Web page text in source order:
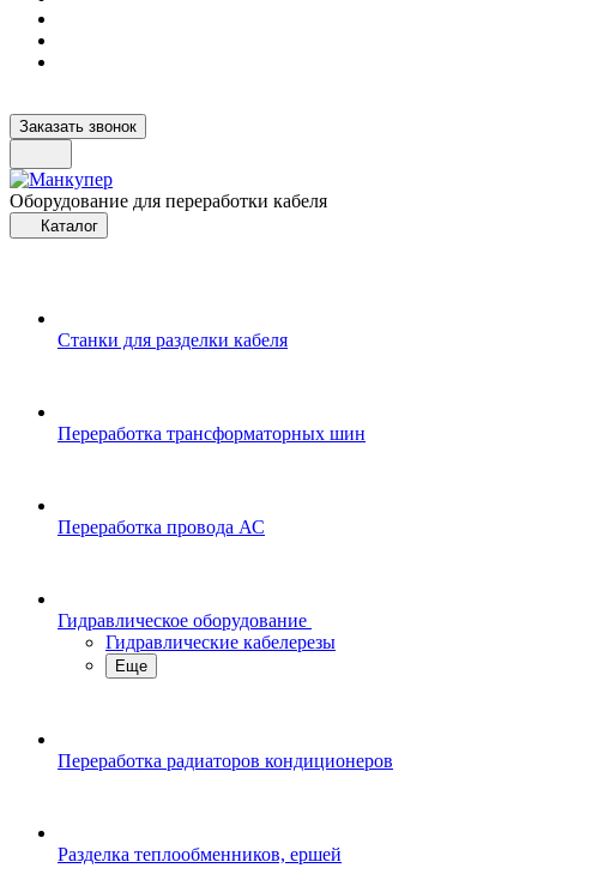
Заказать звонок
Оборудование для переработки кабеля
Каталог
Станки для разделки кабеля
Переработка трансформаторных шин
Переработка провода АС
Гидравлическое оборудование
Гидравлические кабелерезы
Еще
Переработка радиаторов кондиционеров
Разделка теплообменников, ершей